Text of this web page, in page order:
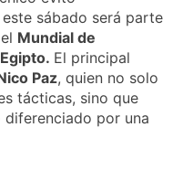
sábado será parte
Mundial de
El principal
Paz, quien no solo
tácticas, sino que
por una